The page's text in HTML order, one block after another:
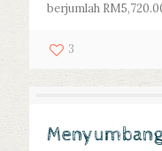
berjumlah
3